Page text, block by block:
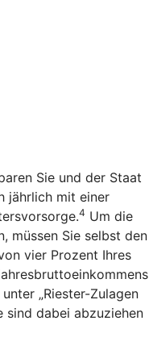
Sie und der Staat
jährlich mit einer
4 Um die
müssen Sie selbst den
vier Prozent Ihres
„Riester-Zulagen
sind dabei abzuziehen